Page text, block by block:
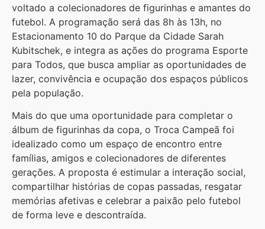
voltado a colecionadores de figurinhas e amantes do
futebol. A programação será das 8h às 13h, no
Estacionamento 10 do Parque da Cidade Sarah
Kubitschek, e integra as ações do programa Esporte
para Todos, que busca ampliar as oportunidades de
lazer, convivência e ocupação dos espaços públicos
pela população.
Mais do que uma oportunidade para completar o
álbum de figurinhas da copa, o Troca Campeã foi
idealizado como um espaço de encontro entre
famílias, amigos e colecionadores de diferentes
gerações. A proposta é estimular a interação social,
compartilhar histórias de copas passadas, resgatar
memórias afetivas e celebrar a paixão pelo futebol
de forma leve e descontraída.